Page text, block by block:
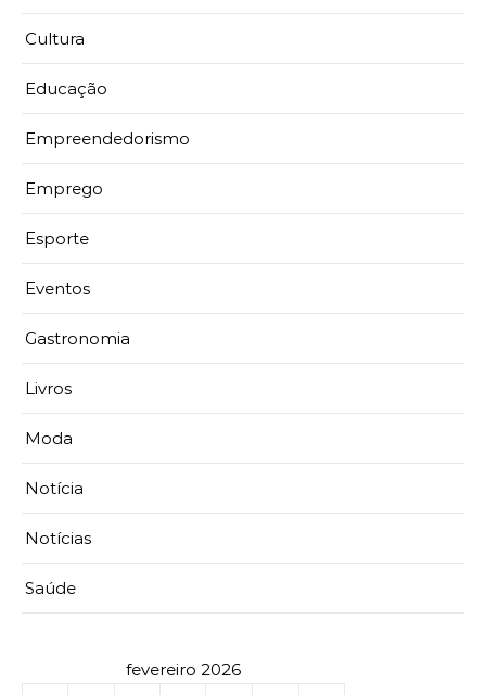
Cultura
Educação
Empreendedorismo
Emprego
Esporte
Eventos
Gastronomia
Livros
Moda
Notícia
Notícias
Saúde
fevereiro 2026